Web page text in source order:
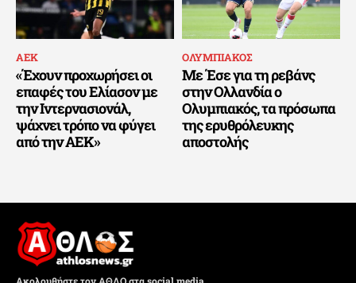
ΑΕΚ
«Έχουν προχωρήσει οι
επαφές του Ελίασον με
την Ιντερνασιονάλ,
ψάχνει τρόπο να φύγει
από την ΑΕΚ»
ΟΛΥΜΠΙΑΚΟΣ
Με Έσε για τη ρεβάνς
στην Ολλανδία ο
Ολυμπιακός, τα πρόσωπα
της ερυθρόλευκης
αποστολής
Ακολουθήστε τον ΑΘΛΟ στα social media